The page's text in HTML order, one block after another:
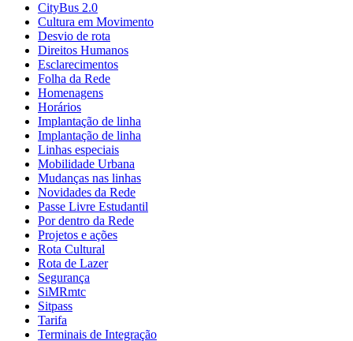
CityBus 2.0
Cultura em Movimento
Desvio de rota
Direitos Humanos
Esclarecimentos
Folha da Rede
Homenagens
Horários
Implantação de linha
Implantação de linha
Linhas especiais
Mobilidade Urbana
Mudanças nas linhas
Novidades da Rede
Passe Livre Estudantil
Por dentro da Rede
Projetos e ações
Rota Cultural
Rota de Lazer
Segurança
SiMRmtc
Sitpass
Tarifa
Terminais de Integração